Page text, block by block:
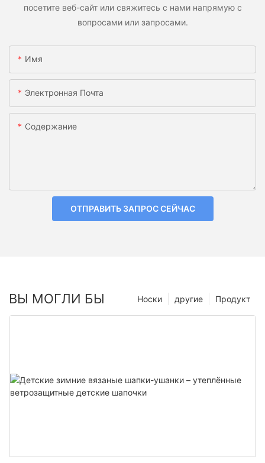
посетите веб-сайт или свяжитесь с нами напрямую с
вопросами или запросами.
Имя
Электронная Почта
Содержание
ОТПРАВИТЬ ЗАПРОС СЕЙЧАС
ВЫ МОГЛИ БЫ Продукт
другие
Носки